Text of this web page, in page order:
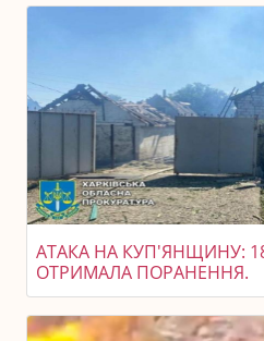
АТАКА НА КУП'ЯНЩИНУ:
ОТРИМАЛА ПОРАНЕННЯ.